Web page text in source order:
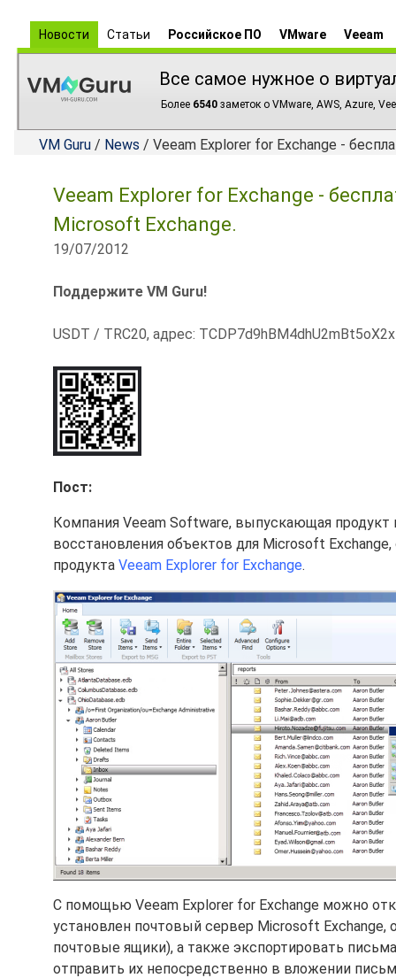
Новости Статьи Российское ПО VMware Veeam
Все самое нужное о
Более 6540 заметок о VMware, AWS, Azure,
VM Guru / News / Veeam Explorer for Exchange -
Veeam Explorer for Exchange -
Microsoft Exchange.
19/07/2012
Поддержите VM Guru!
USDT / TRC20, адрес:
Пост:
Компания Veeam Software, выпускающая
восстановления объектов для Microsoft
продукта Veeam Explorer for Exchange.
С помощью Veeam Explorer for Exchange можно
установлен почтовый сервер Microsoft
почтовые ящики), а также экспортировать
отправить их непосредственно в вложении